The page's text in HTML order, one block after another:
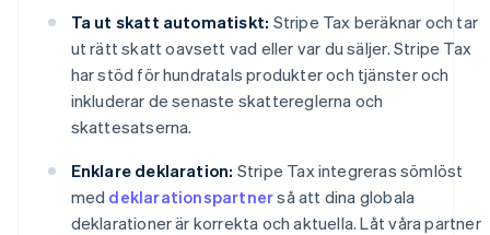
Ta ut skatt automatiskt: Stripe Tax beräknar och tar
ut rätt skatt oavsett vad eller var du säljer. Stripe Tax
har stöd för hundratals produkter och tjänster och
inkluderar de senaste skattereglerna och
skattesatserna.
Enklare deklaration: Stripe Tax integreras sömlöst
med deklarationspartnerså att dina globala
deklarationer är korrekta och aktuella. Låt våra partner